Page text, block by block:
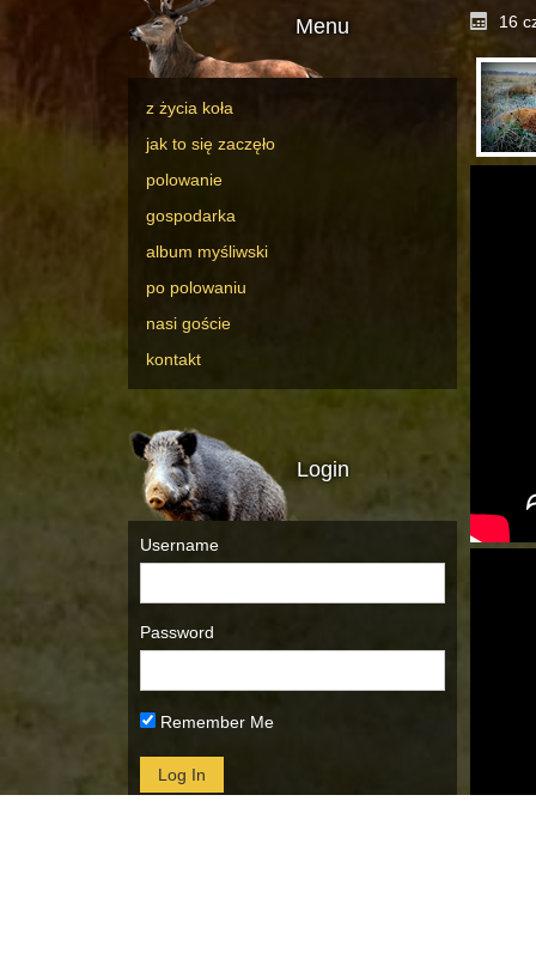
Menu
z życia koła
jak to się zaczęło
polowanie
gospodarka
album myśliwski
po polowaniu
nasi goście
kontakt
Login
Username
Password
Remember Me
16